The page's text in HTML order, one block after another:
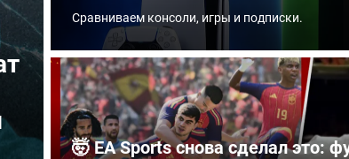
Сравниваем консоли, игры и подписки.
🤯 EA Sports снова сделал это: